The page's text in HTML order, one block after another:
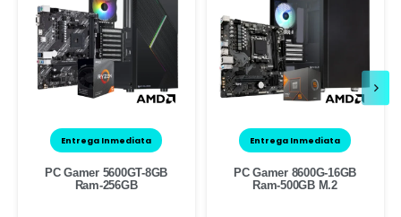
Entrega Inmediata
PC Gamer 5600GT-8GB
Ram-256GB
Entrega Inmediata
PC Gamer 8600G-16GB
Ram-500GB M.2